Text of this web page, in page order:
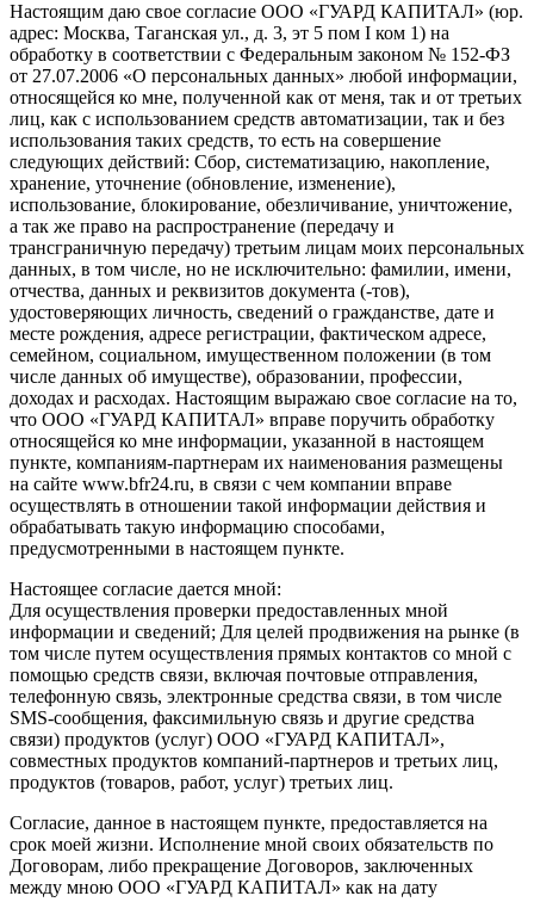
Настоящим даю свое согласие ООО «ГУАРД КАПИТАЛ» (юр.
адрес: Москва, Таганская ул., д. 3, эт 5 пом I ком 1) на
обработку в соответствии с Федеральным законом № 152-ФЗ
от 27.07.2006 «О персональных данных» любой информации,
относящейся ко мне, полученной как от меня, так и от третьих
лиц, как с использованием средств автоматизации, так и без
использования таких средств, то есть на совершение
следующих действий: Сбор, систематизацию, накопление,
хранение, уточнение (обновление, изменение),
использование, блокирование, обезличивание, уничтожение,
а так же право на распространение (передачу и
трансграничную передачу) третьим лицам моих персональных
данных, в том числе, но не исключительно: фамилии, имени,
отчества, данных и реквизитов документа (-тов),
удостоверяющих личность, сведений о гражданстве, дате и
месте рождения, адресе регистрации, фактическом адресе,
семейном, социальном, имущественном положении (в том
числе данных об имуществе), образовании, профессии,
доходах и расходах. Настоящим выражаю свое согласие на то,
что ООО «ГУАРД КАПИТАЛ» вправе поручить обработку
относящейся ко мне информации, указанной в настоящем
пункте, компаниям-партнерам их наименования размещены
на сайте www.bfr24.ru, в связи с чем компании вправе
осуществлять в отношении такой информации действия и
обрабатывать такую информацию способами,
предусмотренными в настоящем пункте.
Настоящее согласие дается мной:
Для осуществления проверки предоставленных мной
информации и сведений; Для целей продвижения на рынке (в
том числе путем осуществления прямых контактов со мной с
помощью средств связи, включая почтовые отправления,
телефонную связь, электронные средства связи, в том числе
SMS-сообщения, факсимильную связь и другие средства
связи) продуктов (услуг) ООО «ГУАРД КАПИТАЛ»,
совместных продуктов компаний-партнеров и третьих лиц,
продуктов (товаров, работ, услуг) третьих лиц.
Согласие, данное в настоящем пункте, предоставляется на
срок моей жизни. Исполнение мной своих обязательств по
Договорам, либо прекращение Договоров, заключенных
между мною ООО «ГУАРД КАПИТАЛ» как на дату